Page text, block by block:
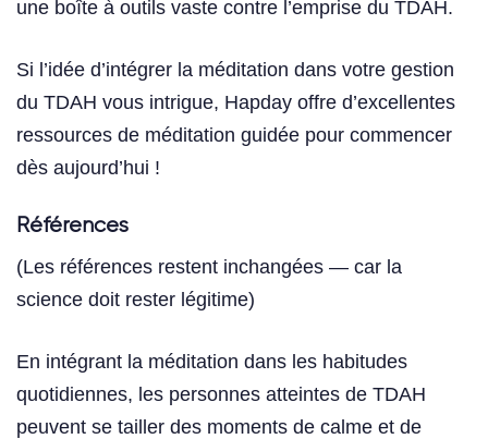
une boîte à outils vaste contre l’emprise du TDAH.
Si l’idée d’intégrer la méditation dans votre gestion
du TDAH vous intrigue, Hapday offre d’excellentes
ressources de méditation guidée pour commencer
dès aujourd’hui !
Références
(Les références restent inchangées — car la
science doit rester légitime)
En intégrant la méditation dans les habitudes
quotidiennes, les personnes atteintes de TDAH
peuvent se tailler des moments de calme et de